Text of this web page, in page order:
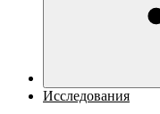
Исследования